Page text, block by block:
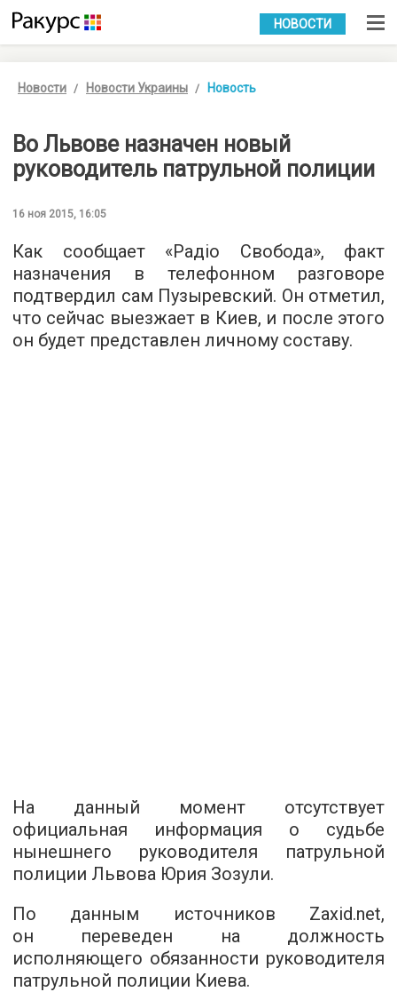
УКР РУС
НОВОСТИ
Новости Новости Украины Новость
Во Львове назначен новый
руководитель патрульной полиции
16 ноя 2015, 16:05
Как сообщает «Радіо Свобода», факт
назначения в телефонном разговоре
подтвердил сам Пузыревский. Он отметил,
что сейчас выезжает в Киев, и после этого
он будет представлен личному составу.
На данный момент отсутствует
официальная информация о судьбе
нынешнего руководителя патрульной
полиции Львова Юрия Зозули.
По данным источников Zaxid.net,
он переведен на должность
исполняющего обязанности руководителя
патрульной полиции Киева.